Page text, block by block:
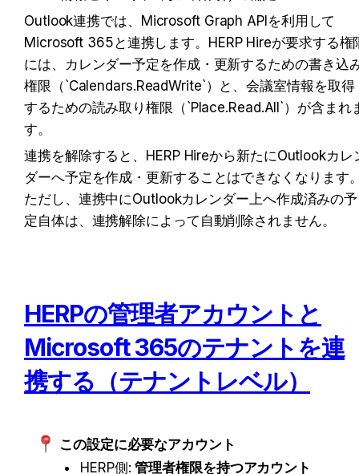
Outlook連携では、Microsoft Graph APIを利用して
Microsoft 365と連携します。HERP Hireが要求する権
には、カレンダー予定を作成・更新するための書き込
権限（`Calendars.ReadWrite`）と、会議室情報を取得
するための読み取り権限（`Place.Read.All`）が含まれ
す。
連携を解除すると、HERP Hireから新たにOutlookカレ
ダーへ予定を作成・更新することはできなくなります
ただし、連携中にOutlookカレンダー上へ作成済みの予
定自体は、連携解除によって自動削除されません。
HERPの管理者アカウントと
Microsoft 365のテナントを連
携する（テナントレベル）
この設定に必要なアカウント
HERP側: 管理者権限を持つアカウント